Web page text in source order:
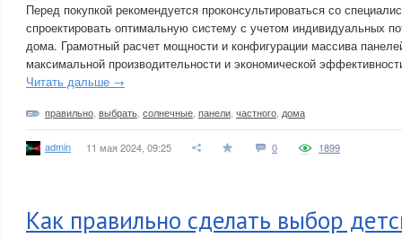
Перед покупкой рекомендуется проконсультироваться со
спроектировать оптимальную систему с учетом индивидуальных
дома. Грамотный расчет мощности и конфигурации массива
максимальной производительности и экономической
Читать дальше →
правильно выбрать солнечные панели частного дома
admin 11 мая 2024, 09:25 0 1899
Как правильно сделать выбор